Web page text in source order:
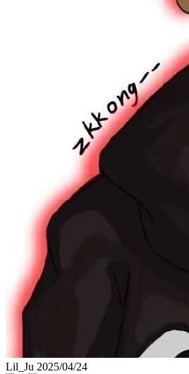
Lil_Ju 2025/04/24